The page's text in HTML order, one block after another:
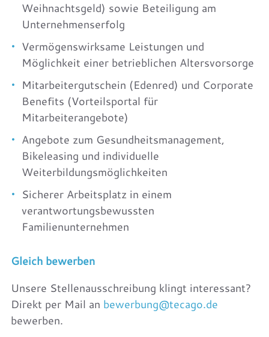
Weihnachtsgeld) sowie Beteiligung am
Unternehmenserfolg
Vermögenswirksame Leistungen und
Möglichkeit einer betrieblichen Altersvorsorge
Mitarbeitergutschein (Edenred) und Corporate
Benefits (Vorteilsportal für
Mitarbeiterangebote)
Angebote zum Gesundheitsmanagement,
Bikeleasing und individuelle
Weiterbildungsmöglichkeiten
Sicherer Arbeitsplatz in einem
verantwortungsbewussten
Familienunternehmen
Gleich bewerben
Unsere Stellenausschreibung klingt interessant?
Direkt per Mail an bewerbung@tecago.de
bewerben.